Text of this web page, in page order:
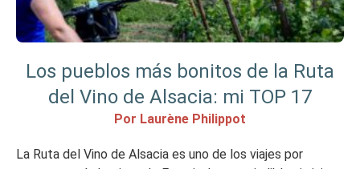
Los pueblos más bonitos de la Ruta
del Vino de Alsacia: mi TOP 17
Por Laurène Philippot
La Ruta del Vino de Alsacia es uno de los viajes por